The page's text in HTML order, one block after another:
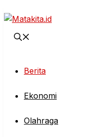
ke
Berita
Ekonomi
Olahraga